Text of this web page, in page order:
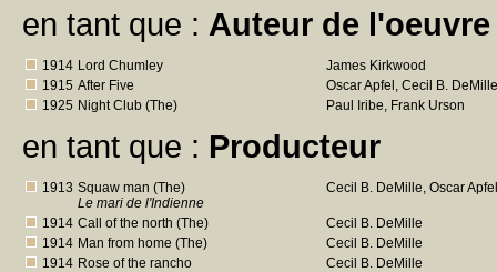
en tant que : Auteur de
1914 Lord Chumley
James Kirkwood
1915 After Five
Oscar Apfel, Cecil B. DeMille
1925 Night Club (The) Paul Iribe, Frank Urson
en tant que : Producteur
1913 Squaw man (The)
Le mari de l'Indienne
Cecil B. DeMille, Oscar Apfel
1914 Call of the north (The)
Cecil B. DeMille
1914 Man from home (The)
Cecil B. DeMille
1914 Rose of the rancho
Cecil B. DeMille